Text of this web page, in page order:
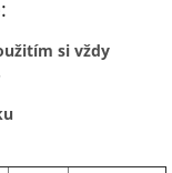
:
si vždy